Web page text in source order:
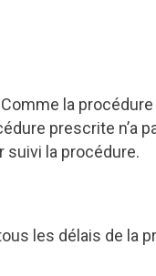
la
prescrite n’a
suivi la procédure.
les délais de la